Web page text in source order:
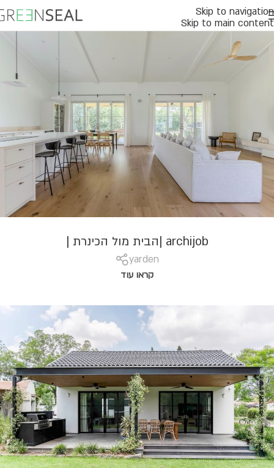
Skip to navigation
Skip to main content
archijob |הבית מול הכינרת |
yarden
קראו עוד